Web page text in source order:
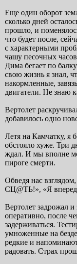
Еще один оборот
сколько дней
прошло, и
что будет после,
с характерными
чашу песочных
Дима бегает по
свою жизнь я знал,
накормленные,
двигатели. Не знаю
Вертолет
добавилось одно
Летя на Камчатку, я
обстояло хуже. Три
ждал. И мы вполне
пироге смерти.
Обведя нас
СЦ@ТЬ!», «Я
Вертолет задрожал
оперативно, после
задерживаться.
умноженные на
редкие и
радовать. Страх